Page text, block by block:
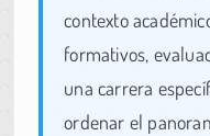
contexto
formativos,
una carrera
ordenar el